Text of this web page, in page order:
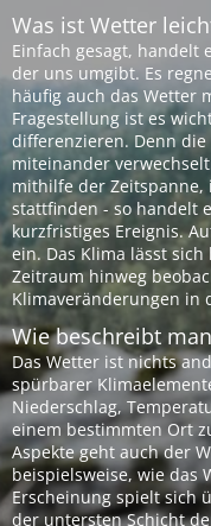
Was ist Wetter
Einfach gesagt, handelt
der uns umgibt. Es
häufig auch das Wetter
Fragestellung ist es
differenzieren. Denn
miteinander
mithilfe der
stattfinden - so handelt
kurzfristiges Ereignis.
ein. Das Klima lässt
Zeitraum hinweg
Klimaveränderungen in
Wie beschreibt
Das Wetter ist nichts
spürbarer
Niederschlag,
einem bestimmten Ort
Aspekte geht auch der
beispielsweise, wie das
Erscheinung spielt sich
der untersten Schicht